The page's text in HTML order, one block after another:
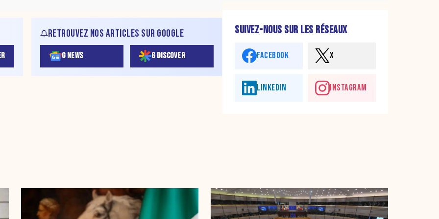
RETROUVEZ NOS ARTICLES SUR GOOGLE
G NEWS G DISCOVER
SUIVEZ-NOUS SUR LES RÉSEAUX
FACEBOOK X
LINKEDIN INSTAGRAM